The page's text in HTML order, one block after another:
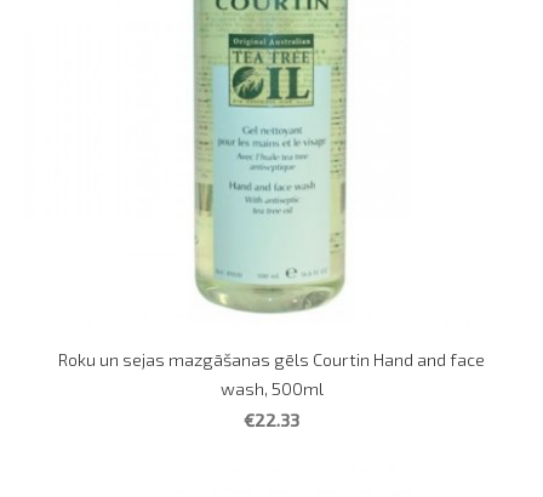
Roku un sejas mazgāšanas gēls Courtin Hand and face
wash, 500ml
€22.33